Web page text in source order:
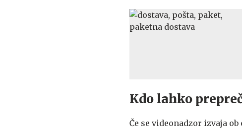
Kdo lahko
Če se videonadzor izvaja